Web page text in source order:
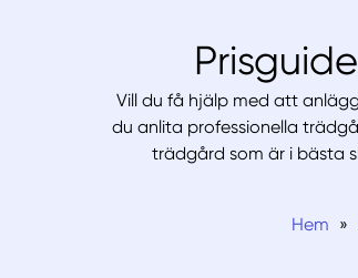
Vill du få hjälp med att
du anlita professionella
trädgård som är i bästa
Hem »